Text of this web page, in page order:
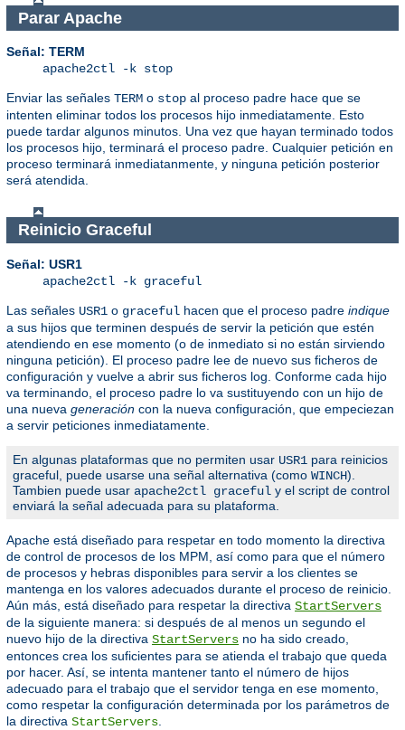
Parar Apache
Señal: TERM
apache2ctl -k stop
Enviar las señales TERM o stop al proceso padre hace que se
intenten eliminar todos los procesos hijo inmediatamente. Esto
puede tardar algunos minutos. Una vez que hayan terminado todos
los procesos hijo, terminará el proceso padre. Cualquier petición en
proceso terminará inmediatanmente, y ninguna petición posterior
será atendida.
Reinicio Graceful
Señal: USR1
apache2ctl -k graceful
Las señales USR1 o graceful hacen que el proceso padre indique
a sus hijos que terminen después de servir la petición que estén
atendiendo en ese momento (o de inmediato si no están sirviendo
ninguna petición). El proceso padre lee de nuevo sus ficheros de
configuración y vuelve a abrir sus ficheros log. Conforme cada hijo
va terminando, el proceso padre lo va sustituyendo con un hijo de
una nueva generación con la nueva configuración, que empeciezan
a servir peticiones inmediatamente.
En algunas plataformas que no permiten usar USR1 para reinicios
graceful, puede usarse una señal alternativa (como WINCH).
Tambien puede usar apache2ctl graceful y el script de control
enviará la señal adecuada para su plataforma.
Apache está diseñado para respetar en todo momento la directiva
de control de procesos de los MPM, así como para que el número
de procesos y hebras disponibles para servir a los clientes se
mantenga en los valores adecuados durante el proceso de reinicio.
Aún más, está diseñado para respetar la directiva StartServers
de la siguiente manera: si después de al menos un segundo el
nuevo hijo de la directiva StartServers no ha sido creado,
entonces crea los suficientes para se atienda el trabajo que queda
por hacer. Así, se intenta mantener tanto el número de hijos
adecuado para el trabajo que el servidor tenga en ese momento,
como respetar la configuración determinada por los parámetros de
la directiva StartServers